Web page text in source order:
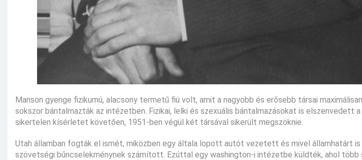
Manson gyenge fizikumú, alacsony termetű fiú volt, amit a nagyobb és erősebb társai
sokszor bántalmazták az intézetben. Fizikai, lelki és szexuális bántalmazásokat is
sikertelen kísérletet követően, 1951-ben végül két társával sikerült megszöknie.
Utah államban fogták el ismét, miközben egy általa lopott autót vezetett és mivel államhatárt
szövetségi bűncselekménynek számított. Ezúttal egy washington-i intézetbe küldték, ahol